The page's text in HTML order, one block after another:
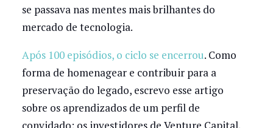
se passava nas mentes mais brilhantes do
mercado de tecnologia.
Após 100 episódios, o ciclo se encerrou. Como
forma de homenagear e contribuir para a
preservação do legado, escrevo esse artigo
sobre os aprendizados de um perfil de